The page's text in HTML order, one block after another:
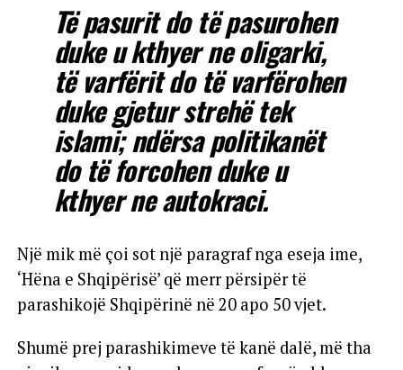
Të pasurit do të pasurohen
duke u kthyer ne oligarki,
të varfërit do të varfërohen
duke gjetur strehë tek
islami; ndërsa politikanët
do të forcohen duke u
kthyer ne autokraci.
Një mik më çoi sot një paragraf nga eseja ime,
‘Hëna e Shqipërisë’ që merr përsipër të
parashikojë Shqipërinë në 20 apo 50 vjet.
Shumë prej parashikimeve të kanë dalë, më tha